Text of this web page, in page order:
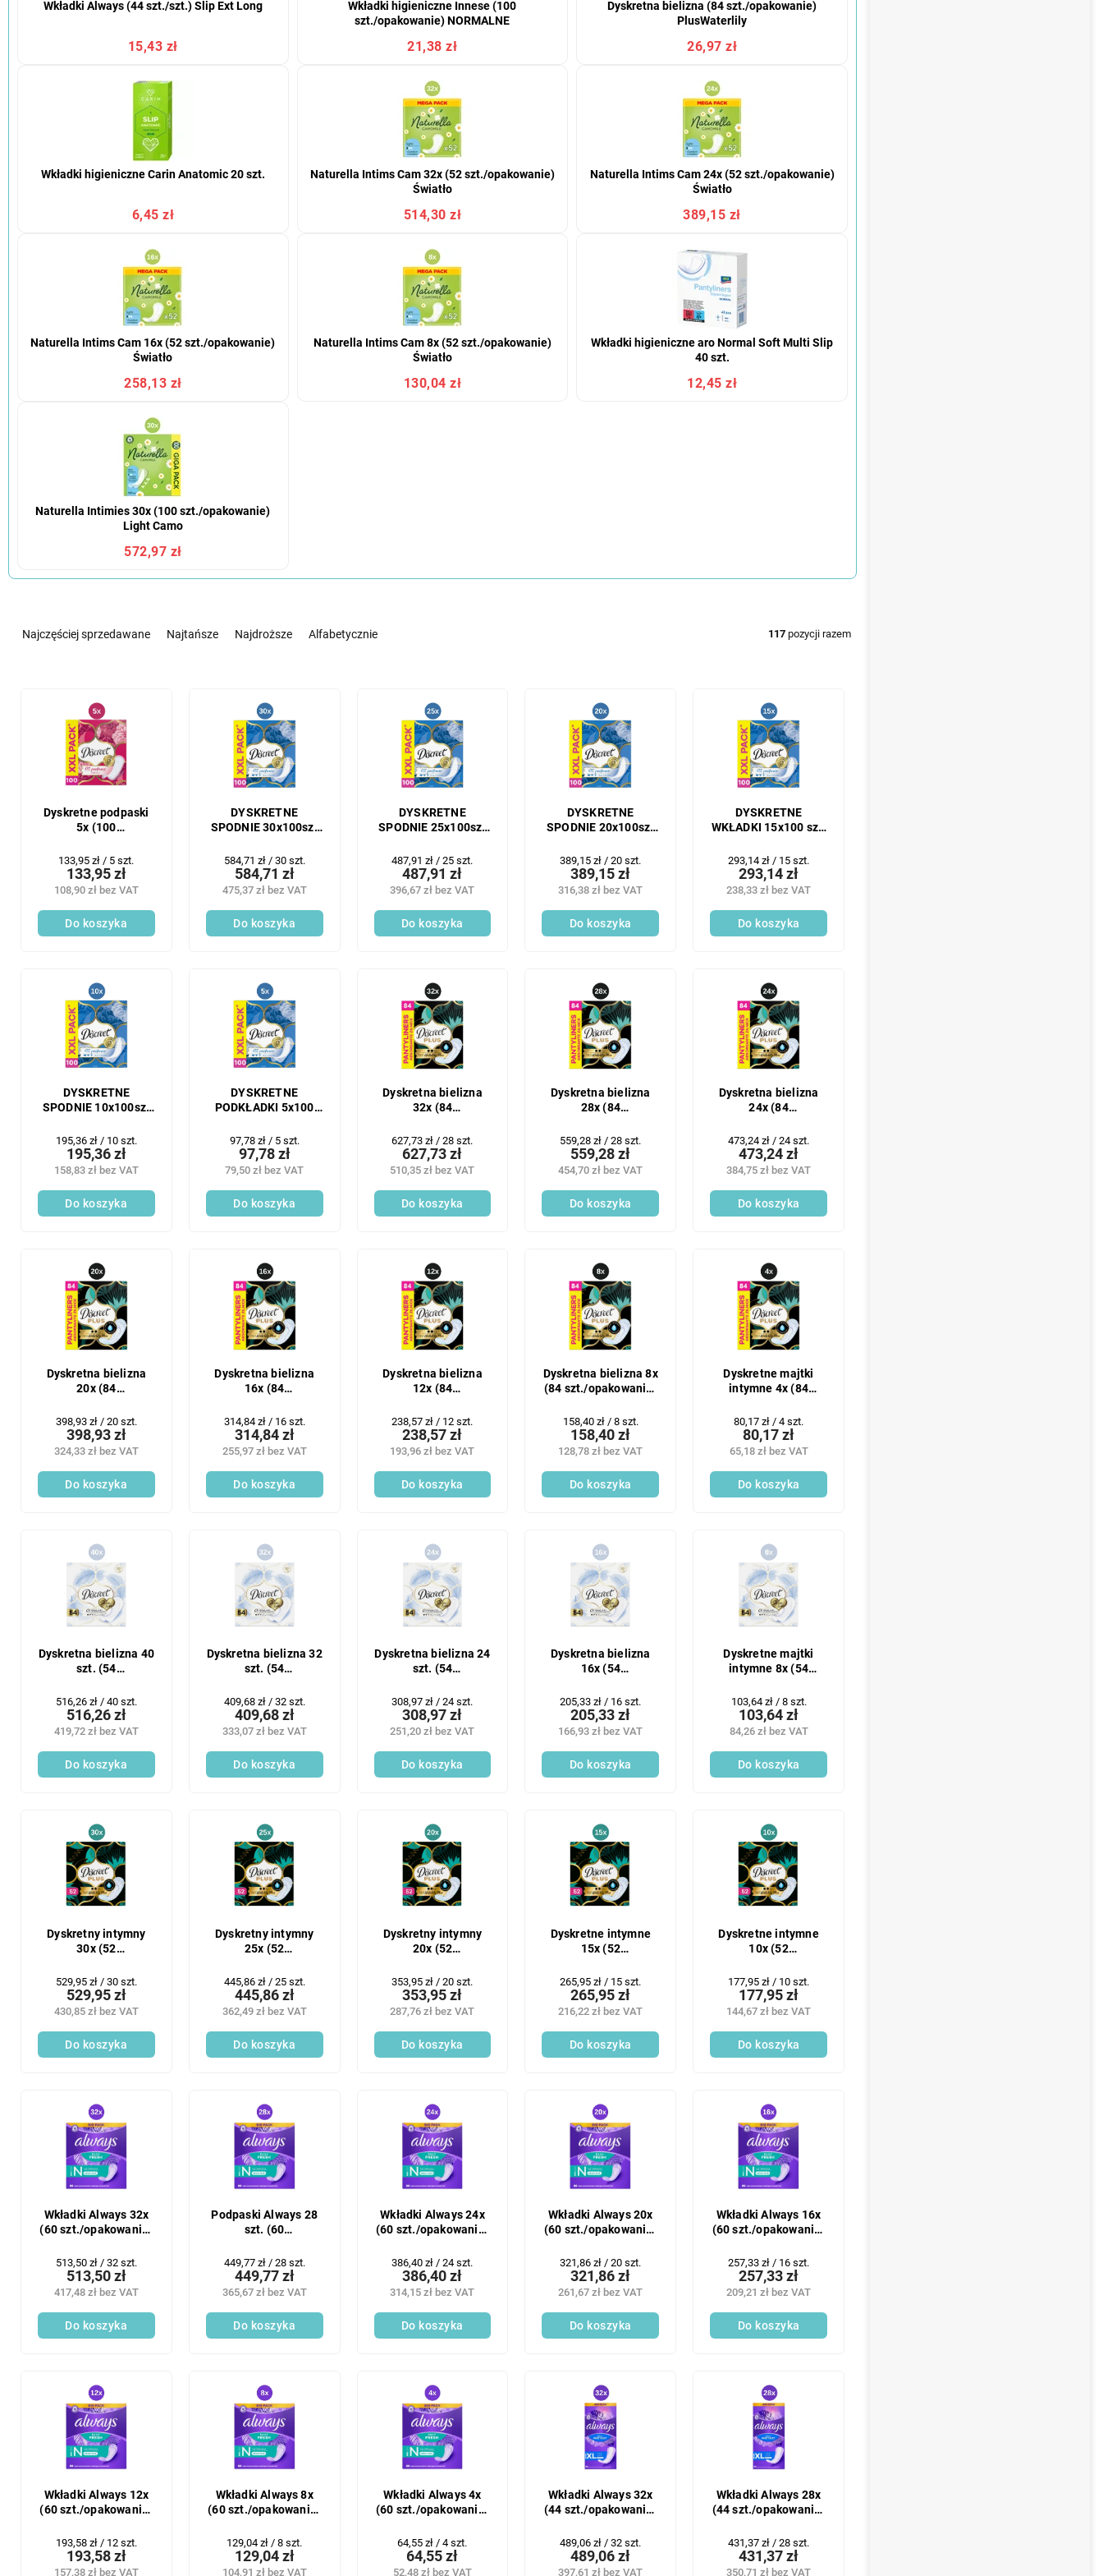
Wkładki Always (44 szt./szt.) Slip Ext Long
15,43 zł
Wkładki higieniczne Innese (100
szt./opakowanie) NORMALNE
21,38 zł
Dyskretna bielizna (84 szt./opakowanie)
PlusWaterlily
26,97 zł
Wkładki higieniczne Carin Anatomic 20 szt.
6,45 zł
Naturella Intims Cam 32x (52 szt./opakowanie)
Światło
514,30 zł
Naturella Intims Cam 24x (52 szt./opakowanie)
Światło
389,15 zł
Naturella Intims Cam 16x (52 szt./opakowanie)
Światło
258,13 zł
Naturella Intims Cam 8x (52 szt./opakowanie)
Światło
130,04 zł
Wkładki higieniczne aro Normal Soft Multi Slip
40 szt.
12,45 zł
Naturella Intimies 30x (100 szt./opakowanie)
Light Camo
572,97 zł
Najczęściej sprzedawane Najtańsze Najdroższe Alfabetycznie 117 pozycji razem
Dyskretne podpaski
5x (100
Normal
108,90 zł bez VAT
133,95 zł
Cena
jednostkowa:
133,95 zł / 5 szt.
Do koszyka
DYSKRETNE
SPODNIE 30x100szt
475,37 zł bez VAT
584,71 zł
Cena
jednostkowa:
584,71 zł / 30 szt.
Do koszyka
DYSKRETNE
SPODNIE 25x100szt
396,67 zł bez VAT
487,91 zł
Cena
jednostkowa:
487,91 zł / 25 szt.
Do koszyka
DYSKRETNE
SPODNIE 20x100szt
316,38 zł bez VAT
389,15 zł
Cena
jednostkowa:
389,15 zł / 20 szt.
Do koszyka
DYSKRETNE
WKŁADKI 15x100 szt.
238,33 zł bez VAT
293,14 zł
Cena
jednostkowa:
293,14 zł / 15 szt.
Do koszyka
DYSKRETNE
SPODNIE 10x100szt
158,83 zł bez VAT
195,36 zł
Cena
jednostkowa:
195,36 zł / 10 szt.
Do koszyka
DYSKRETNE
PODKŁADKI 5x100
79,50 zł bez VAT
97,78 zł
Cena
jednostkowa:
97,78 zł / 5 szt.
Do koszyka
Dyskretna bielizna
32x (84
PlusWaterlily
510,35 zł bez VAT
627,73 zł
Cena
jednostkowa:
627,73 zł / 28 szt.
Do koszyka
Dyskretna bielizna
28x (84
Plus Waterlily
454,70 zł bez VAT
559,28 zł
Cena
jednostkowa:
559,28 zł / 28 szt.
Do koszyka
Dyskretna bielizna
24x (84
Plus Waterlily
384,75 zł bez VAT
473,24 zł
Cena
jednostkowa:
473,24 zł / 24 szt.
Do koszyka
Dyskretna bielizna
20x (84
PlusWaterlily
324,33 zł bez VAT
398,93 zł
Cena
jednostkowa:
398,93 zł / 20 szt.
Do koszyka
Dyskretna bielizna
16x (84
Plus Waterlily
255,97 zł bez VAT
314,84 zł
Cena
jednostkowa:
314,84 zł / 16 szt.
Do koszyka
Dyskretna bielizna
12x (84
PlusWaterlily
193,96 zł bez VAT
238,57 zł
Cena
jednostkowa:
238,57 zł / 12 szt.
Do koszyka
Dyskretna bielizna 8x
(84 szt./opakowanie)
128,78 zł bez VAT
158,40 zł
Cena
jednostkowa:
158,40 zł / 8 szt.
Do koszyka
Dyskretne majtki
intymne 4x (84
PlusWaterlily
65,18 zł bez VAT
80,17 zł
Cena
jednostkowa:
80,17 zł / 4 szt.
Do koszyka
Dyskretna bielizna 40
szt. (54
Multiform
419,72 zł bez VAT
516,26 zł
Cena
jednostkowa:
516,26 zł / 40 szt.
Do koszyka
Dyskretna bielizna 32
szt. (54
Multiform
333,07 zł bez VAT
409,68 zł
Cena
jednostkowa:
409,68 zł / 32 szt.
Do koszyka
Dyskretna bielizna 24
szt. (54
Multiform
251,20 zł bez VAT
308,97 zł
Cena
jednostkowa:
308,97 zł / 24 szt.
Do koszyka
Dyskretna bielizna
16x (54
Multiform
166,93 zł bez VAT
205,33 zł
Cena
jednostkowa:
205,33 zł / 16 szt.
Do koszyka
Dyskretne majtki
intymne 8x (54
Multiform
84,26 zł bez VAT
103,64 zł
Cena
jednostkowa:
103,64 zł / 8 szt.
Do koszyka
Dyskretny intymny
30x (52
Waterlilly Plus
430,85 zł bez VAT
529,95 zł
Cena
jednostkowa:
529,95 zł / 30 szt.
Do koszyka
Dyskretny intymny
25x (52
Waterlilly Plus
362,49 zł bez VAT
445,86 zł
Cena
jednostkowa:
445,86 zł / 25 szt.
Do koszyka
Dyskretny intymny
20x (52
Waterlilly Plus
287,76 zł bez VAT
353,95 zł
Cena
jednostkowa:
353,95 zł / 20 szt.
Do koszyka
Dyskretne intymne
15x (52
Waterlilly Plus
216,22 zł bez VAT
265,95 zł
Cena
jednostkowa:
265,95 zł / 15 szt.
Do koszyka
Dyskretne intymne
10x (52
Waterlilly Plus
144,67 zł bez VAT
177,95 zł
Cena
jednostkowa:
177,95 zł / 10 szt.
Do koszyka
Wkładki Always 32x
(60 szt./opakowanie)
417,48 zł bez VAT
513,50 zł
Cena
jednostkowa:
513,50 zł / 32 szt.
Do koszyka
Podpaski Always 28
szt. (60
Normal
365,67 zł bez VAT
449,77 zł
Cena
jednostkowa:
449,77 zł / 28 szt.
Do koszyka
Wkładki Always 24x
(60 szt./opakowanie)
314,15 zł bez VAT
386,40 zł
Cena
jednostkowa:
386,40 zł / 24 szt.
Do koszyka
Wkładki Always 20x
(60 szt./opakowanie)
261,67 zł bez VAT
321,86 zł
Cena
jednostkowa:
321,86 zł / 20 szt.
Do koszyka
Wkładki Always 16x
(60 szt./opakowanie)
209,21 zł bez VAT
257,33 zł
Cena
jednostkowa:
257,33 zł / 16 szt.
Do koszyka
Wkładki Always 12x
(60 szt./opakowanie)
157,38 zł bez VAT
193,58 zł
Cena
jednostkowa:
193,58 zł / 12 szt.
Wkładki Always 8x
(60 szt./opakowanie)
104,91 zł bez VAT
129,04 zł
Cena
jednostkowa:
129,04 zł / 8 szt.
Wkładki Always 4x
(60 szt./opakowanie)
52,48 zł bez VAT
64,55 zł
Cena
jednostkowa:
64,55 zł / 4 szt.
Wkładki Always 32x
(44 szt./opakowanie)
397,61 zł bez VAT
489,06 zł
Cena
jednostkowa:
489,06 zł / 32 szt.
Wkładki Always 28x
(44 szt./opakowanie)
350,71 zł bez VAT
431,37 zł
Cena
jednostkowa:
431,37 zł / 28 szt.